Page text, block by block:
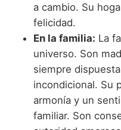
a cambio. Su
felicidad.
En la familia: La
universo. Son
siempre
incondicional. Su
armonía y un
familiar. Son